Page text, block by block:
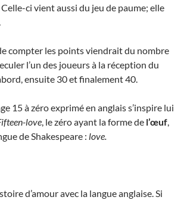
Celle-ci vient aussi du jeu de paume; elle
compter les points viendrait du nombre
l’un des joueurs à la réception du
ensuite 30 et finalement 40.
15 à zéro exprimé en anglais s’inspire lui
love, le zéro ayant la forme de l’œuf,
de Shakespeare : love.
d’amour avec la langue anglaise. Si